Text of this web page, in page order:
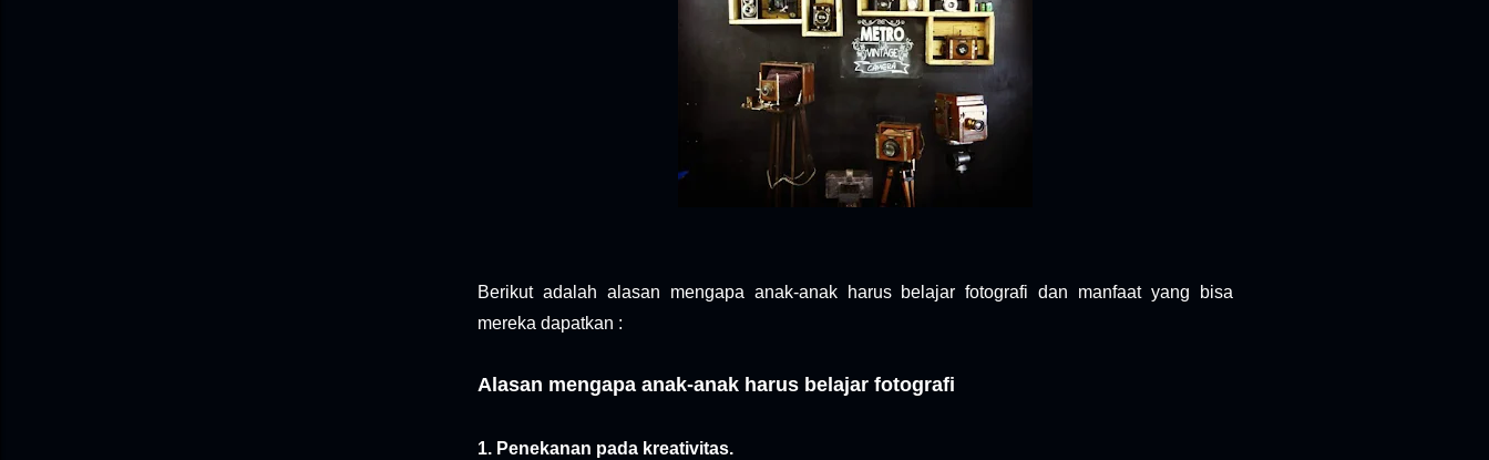
Berikut adalah alasan mengapa anak-anak harus belajar fotografi dan manfaat yang bisa
mereka dapatkan :
Alasan mengapa anak-anak harus belajar fotografi
1. Penekanan pada kreativitas.